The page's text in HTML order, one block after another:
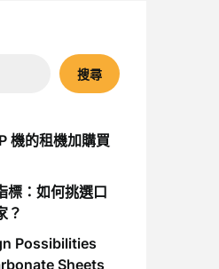
搜尋
機的租機加購買
標：如何挑選口
？
Possibilities
Sheets